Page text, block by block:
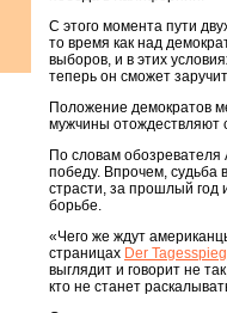
С этого момента пути
то время как над
выборов, и в этих
теперь он сможет
Положение демократов
мужчины отождествляют
По словам обозревателя
победу. Впрочем, судьба
страсти, за прошлый год
борьбе.
«Чего же ждут
страницах Der
выглядит и говорит не
кто не станет